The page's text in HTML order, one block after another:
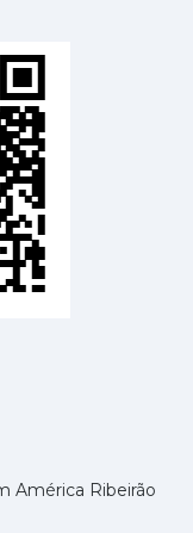
América Ribeirão